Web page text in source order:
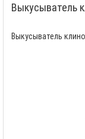
Выкусыватель
Выкусыватель